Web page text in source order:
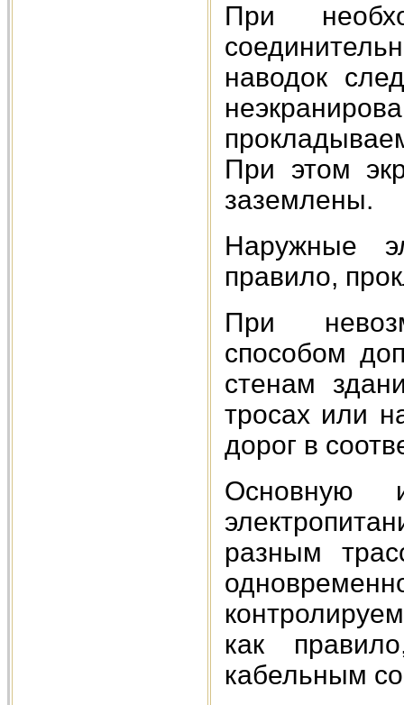
При
наводок
При этом
заземлены.
Наружные
правило,
При
способом
стенам
тросах или
дорог в
Основную
разным
как
кабельным